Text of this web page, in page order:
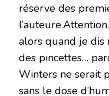
réserve des
alors quand je dis
des pincettes…
Winters ne serait
sans le dose